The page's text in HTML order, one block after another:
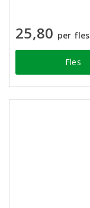
25,80 per fles
Fles